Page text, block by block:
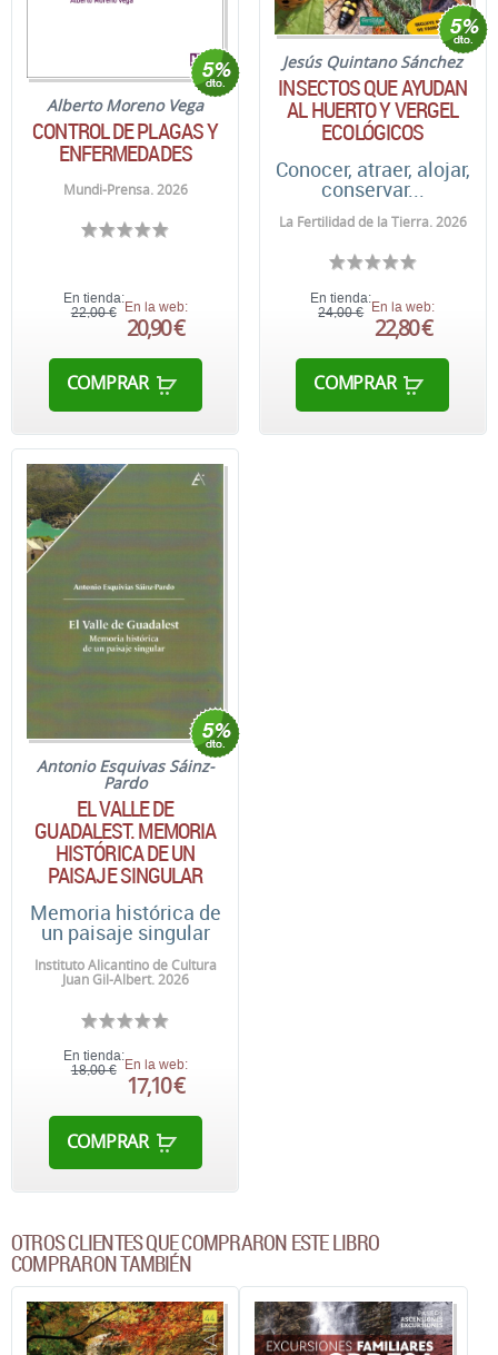
Alberto Moreno Vega
CONTROL DE PLAGAS Y
ENFERMEDADES
Mundi-Prensa. 2026
En tienda:
22,00 € En la web:
20,90 €
COMPRAR
Jesús Quintano Sánchez
INSECTOS QUE AYUDAN
AL HUERTO Y VERGEL
ECOLÓGICOS
Conocer, atraer, alojar,
conservar...
La Fertilidad de la Tierra. 2026
En tienda:
24,00 € En la web:
22,80 €
COMPRAR
Antonio Esquivas Sáinz-
Pardo
EL VALLE DE
GUADALEST. MEMORIA
HISTÓRICA DE UN
PAISAJE SINGULAR
Memoria histórica de
un paisaje singular
Instituto Alicantino de Cultura
Juan Gil-Albert. 2026
En tienda:
18,00 € En la web:
17,10 €
COMPRAR
OTROS CLIENTES QUE COMPRARON ESTE LIBRO
COMPRARON TAMBIÉN